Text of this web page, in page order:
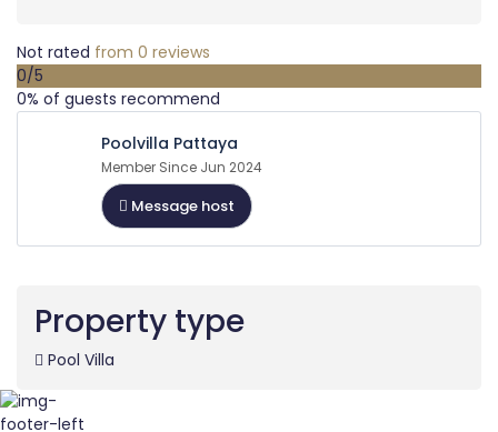
Not rated from 0 reviews
0/5
0% of guests recommend
Poolvilla Pattaya
Member Since Jun 2024
Message host
Property type
Pool Villa